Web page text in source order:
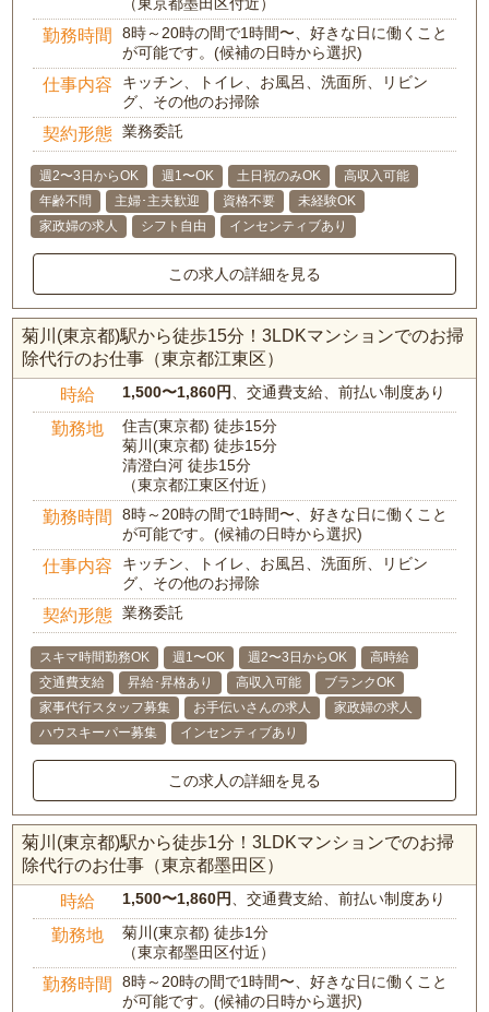
（東京都墨田区付近）
勤務時間
8時～20時の間で1時間〜、好きな日に働くこと
が可能です。(候補の日時から選択)
仕事内容
キッチン、トイレ、お風呂、洗面所、リビン
グ、その他のお掃除
契約形態 業務委託
週2〜3日からOK 週1〜OK 土日祝のみOK
高収入可能
年齢不問
主婦･主夫歓迎 資格不要
未経験OK
家政婦の求人
シフト自由 インセンティブあり
この求人の詳細を見る
菊川(東京都)駅から徒歩15分！3LDKマンションでのお掃
除代行のお仕事（東京都江東区）
時給 1,500〜1,860円、交通費支給、前払い制度あり
勤務地
住吉(東京都) 徒歩15分
菊川(東京都) 徒歩15分
清澄白河 徒歩15分
（東京都江東区付近）
勤務時間
8時～20時の間で1時間〜、好きな日に働くこと
が可能です。(候補の日時から選択)
仕事内容
キッチン、トイレ、お風呂、洗面所、リビン
グ、その他のお掃除
契約形態 業務委託
スキマ時間勤務OK 週1〜OK 週2〜3日からOK
高時給
交通費支給
昇給･昇格あり 高収入可能
ブランクOK
家事代行スタッフ募集
お手伝いさんの求人
家政婦の求人
ハウスキーパー募集
インセンティブあり
この求人の詳細を見る
菊川(東京都)駅から徒歩1分！3LDKマンションでのお掃
除代行のお仕事（東京都墨田区）
時給 1,500〜1,860円、交通費支給、前払い制度あり
勤務地
菊川(東京都) 徒歩1分
（東京都墨田区付近）
勤務時間
8時～20時の間で1時間〜、好きな日に働くこと
が可能です。(候補の日時から選択)